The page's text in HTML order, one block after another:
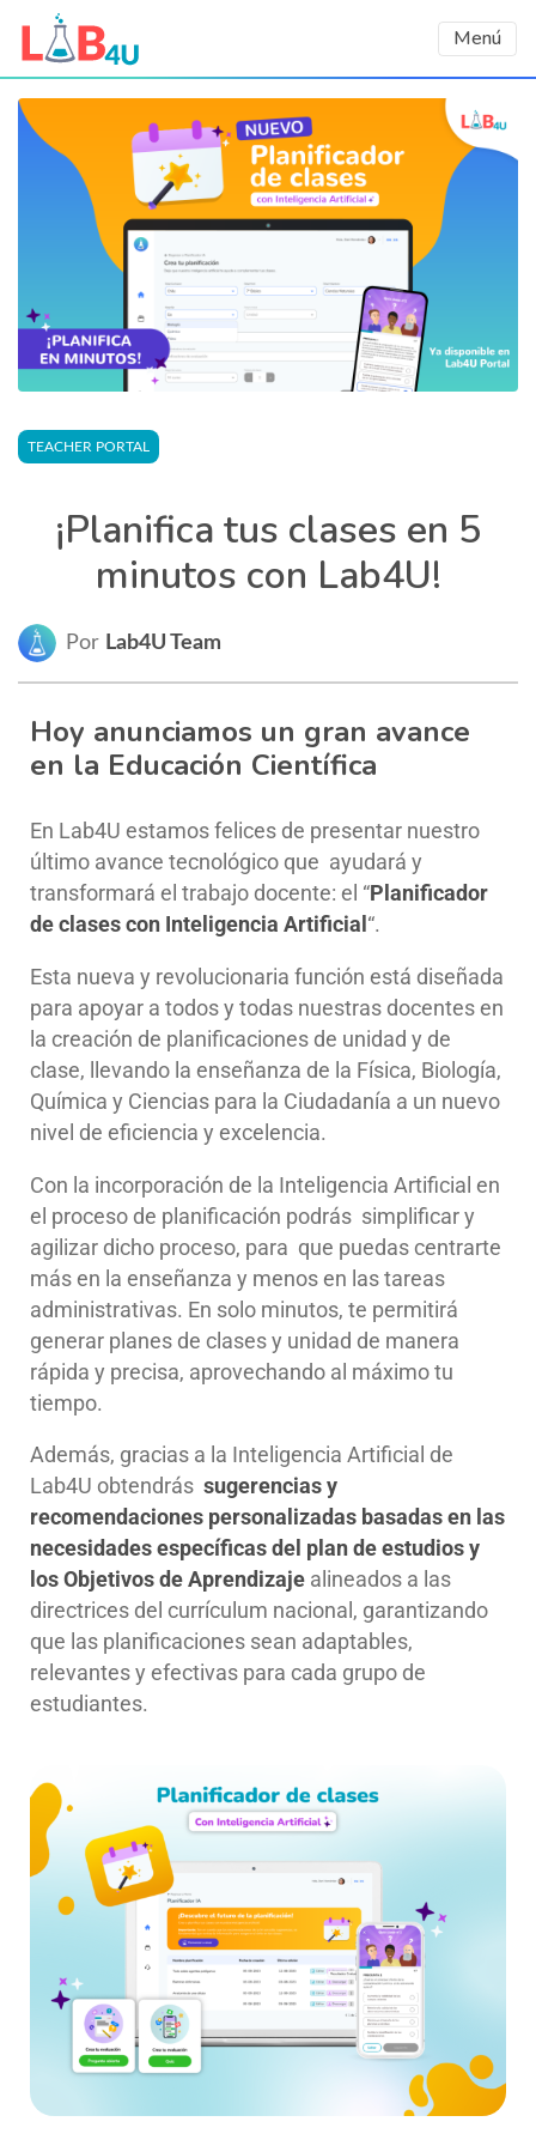
Menú
TEACHER PORTAL
¡Planifica tus clases en 5
minutos con Lab4U!
Por Lab4U Team
Hoy anunciamos un gran avance
en la Educación Científica
En Lab4U estamos felices de presentar nuestro
último avance tecnológico que ayudará y
transformará el trabajo docente: el “Planificador
de clases con Inteligencia Artificial “.
Esta nueva y revolucionaria función está diseñada
para apoyar a todos y todas nuestras docentes en
la creación de planificaciones de unidad y de
clase, llevando la enseñanza de la Física, Biología,
Química y Ciencias para la Ciudadanía a un nuevo
nivel de eficiencia y excelencia.
Con la incorporación de la Inteligencia Artificial en
el proceso de planificación podrás simplificar y
agilizar dicho proceso, para que puedas centrarte
más en la enseñanza y menos en las tareas
administrativas. En solo minutos, te permitirá
generar planes de clases y unidad de manera
rápida y precisa, aprovechando al máximo tu
tiempo.
Además, gracias a la Inteligencia Artificial de
Lab4U obtendrás sugerencias y
recomendaciones personalizadas basadas en las
necesidades específicas del plan de estudios y
los Objetivos de Aprendizaje alineados a las
directrices del currículum nacional, garantizando
que las planificaciones sean adaptables,
relevantes y efectivas para cada grupo de
estudiantes.